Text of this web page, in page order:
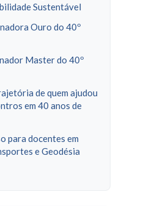
Sustentável
Ouro do 40º
Master do 40º
de quem ajudou
em 40 anos de
para docentes em
e Geodésia